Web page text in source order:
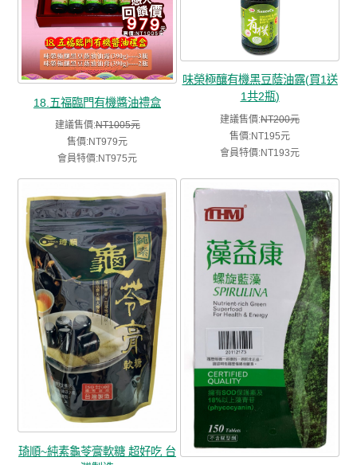
18.五福臨門有機醬油禮盒
建議售價:NT1005元
售價:NT979元
會員特價:NT975元
味榮極釀有機黑豆蔭油露(買1送
1共2瓶)
建議售價:NT200元
售價:NT195元
會員特價:NT193元
琦順~純素龜苓膏軟糖 超好吃 台